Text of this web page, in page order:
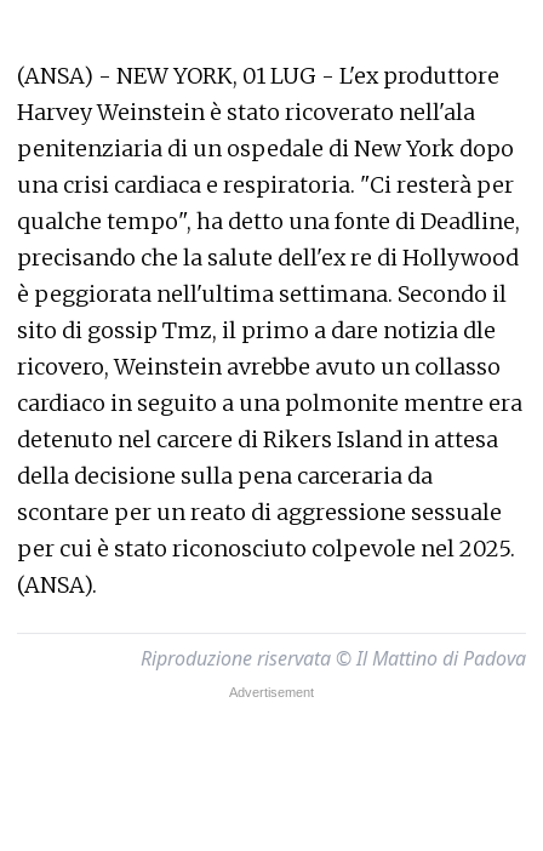
(ANSA) - NEW YORK, 01 LUG - L'ex produttore
Harvey Weinstein è stato ricoverato nell'ala
penitenziaria di un ospedale di New York dopo
una crisi cardiaca e respiratoria. "Ci resterà per
qualche tempo", ha detto una fonte di Deadline,
precisando che la salute dell'ex re di Hollywood
è peggiorata nell'ultima settimana. Secondo il
sito di gossip Tmz, il primo a dare notizia dle
ricovero, Weinstein avrebbe avuto un collasso
cardiaco in seguito a una polmonite mentre era
detenuto nel carcere di Rikers Island in attesa
della decisione sulla pena carceraria da
scontare per un reato di aggressione sessuale
per cui è stato riconosciuto colpevole nel 2025.
(ANSA).
Riproduzione riservata © Il Mattino di Padova